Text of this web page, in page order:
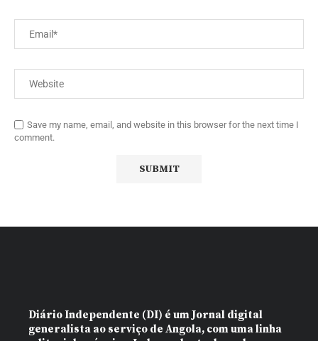
Save my name, email, and website in this browser for the next time I
comment.
Diário Independente (DI) é um Jornal digital
generalista ao serviço de Angola, com uma linha